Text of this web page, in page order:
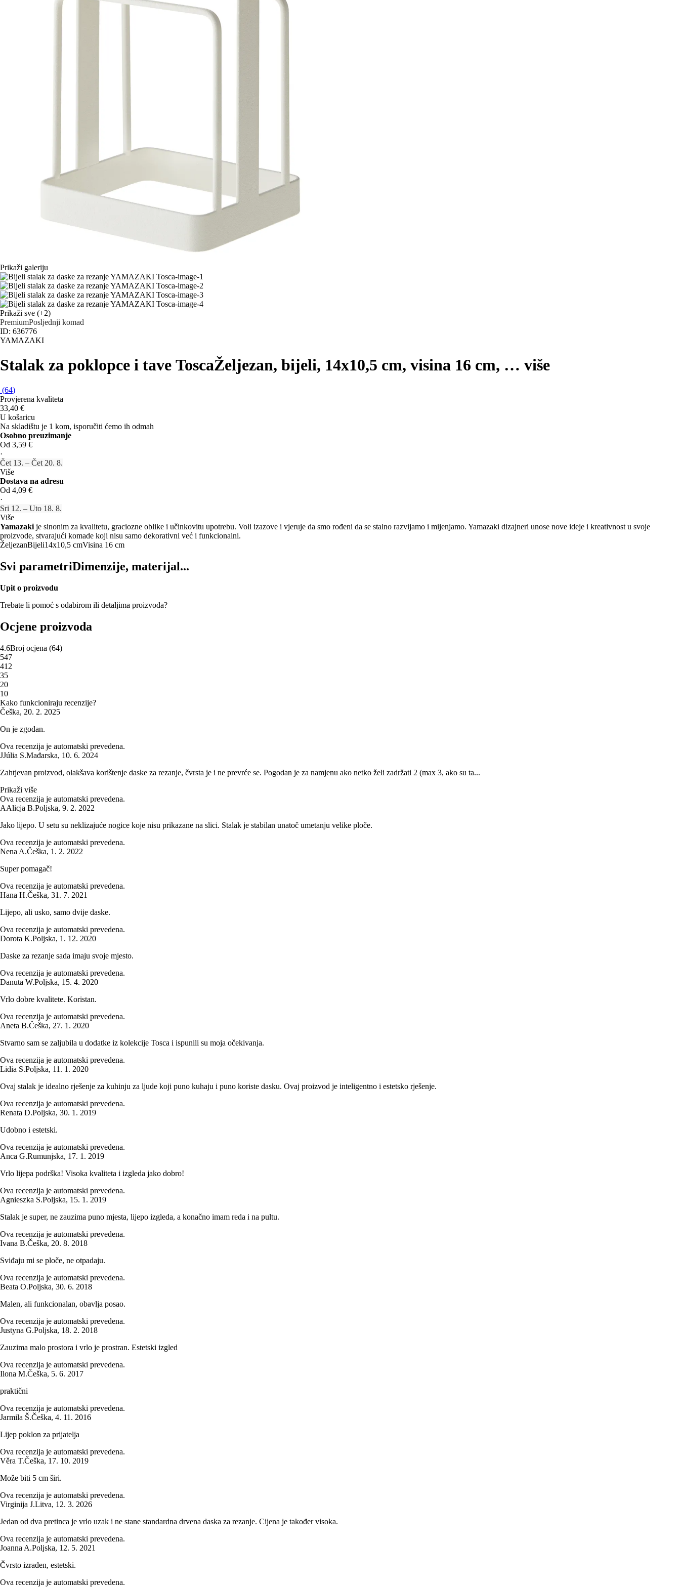
Prikaži galeriju
Prikaži sve (+2)
PremiumPosljednji komad
ID: 636776
YAMAZAKI
Stalak za poklopce i tave ToscaŽeljezan, bijeli, 14x10,5 cm, visina 16 cm, … više
(64)
Provjerena kvaliteta
33,40 €
U košaricu
Na skladištu je 1 kom, isporučiti ćemo ih odmah
Osobno preuzimanje
Od 3,59 €
·
Čet 13. – Čet 20. 8.
Više
Dostava na adresu
Od 4,09 €
·
Sri 12. – Uto 18. 8.
Više
Yamazaki je sinonim za kvalitetu, graciozne oblike i učinkovitu upotrebu. Voli izazove i vjeruje da smo rođeni da se stalno razvijamo i mijenjamo. Yamazaki dizajneri unose nove ideje i kreativnost u svoje
proizvode, stvarajući komade koji nisu samo dekorativni već i funkcionalni.
ŽeljezanBijeli14x10,5 cmVisina 16 cm
Svi parametriDimenzije, materijal...
Upit o proizvodu
Trebate li pomoć s odabirom ili detaljima proizvoda?
Ocjene proizvoda
4.6Broj ocjena (64)
547
412
35
20
10
Kako funkcioniraju recenzije?
Češka, 20. 2. 2025
On je zgodan.
Ova recenzija je automatski prevedena.
JJúlia S.Mađarska, 10. 6. 2024
Zahtjevan proizvod, olakšava korištenje daske za rezanje, čvrsta je i ne prevrće se. Pogodan je za namjenu ako netko želi zadržati 2 (max 3, ako su ta...
Prikaži više
Ova recenzija je automatski prevedena.
AAlicja B.Poljska, 9. 2. 2022
Jako lijepo. U setu su neklizajuće nogice koje nisu prikazane na slici. Stalak je stabilan unatoč umetanju velike ploče.
Ova recenzija je automatski prevedena.
Nena A.Češka, 1. 2. 2022
Super pomagač!
Ova recenzija je automatski prevedena.
Hana H.Češka, 31. 7. 2021
Lijepo, ali usko, samo dvije daske.
Ova recenzija je automatski prevedena.
Dorota K.Poljska, 1. 12. 2020
Daske za rezanje sada imaju svoje mjesto.
Ova recenzija je automatski prevedena.
Danuta W.Poljska, 15. 4. 2020
Vrlo dobre kvalitete. Koristan.
Ova recenzija je automatski prevedena.
Aneta B.Češka, 27. 1. 2020
Stvarno sam se zaljubila u dodatke iz kolekcije Tosca i ispunili su moja očekivanja.
Ova recenzija je automatski prevedena.
Lidia S.Poljska, 11. 1. 2020
Ovaj stalak je idealno rješenje za kuhinju za ljude koji puno kuhaju i puno koriste dasku. Ovaj proizvod je inteligentno i estetsko rješenje.
Ova recenzija je automatski prevedena.
Renata D.Poljska, 30. 1. 2019
Udobno i estetski.
Ova recenzija je automatski prevedena.
Anca G.Rumunjska, 17. 1. 2019
Vrlo lijepa podrška! Visoka kvaliteta i izgleda jako dobro!
Ova recenzija je automatski prevedena.
Agnieszka S.Poljska, 15. 1. 2019
Stalak je super, ne zauzima puno mjesta, lijepo izgleda, a konačno imam reda i na pultu.
Ova recenzija je automatski prevedena.
Ivana B.Češka, 20. 8. 2018
Sviđaju mi se ploče, ne otpadaju.
Ova recenzija je automatski prevedena.
Beata O.Poljska, 30. 6. 2018
Malen, ali funkcionalan, obavlja posao.
Ova recenzija je automatski prevedena.
Justyna G.Poljska, 18. 2. 2018
Zauzima malo prostora i vrlo je prostran. Estetski izgled
Ova recenzija je automatski prevedena.
Ilona M.Češka, 5. 6. 2017
praktični
Ova recenzija je automatski prevedena.
Jarmila Š.Češka, 4. 11. 2016
Lijep poklon za prijatelja
Ova recenzija je automatski prevedena.
Věra T.Češka, 17. 10. 2019
Može biti 5 cm širi.
Ova recenzija je automatski prevedena.
Virginija J.Litva, 12. 3. 2026
Jedan od dva pretinca je vrlo uzak i ne stane standardna drvena daska za rezanje. Cijena je također visoka.
Ova recenzija je automatski prevedena.
Joanna A.Poljska, 12. 5. 2021
Čvrsto izrađen, estetski.
Ova recenzija je automatski prevedena.